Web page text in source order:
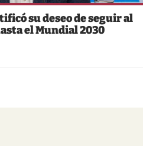
su deseo de seguir al
el Mundial 2030